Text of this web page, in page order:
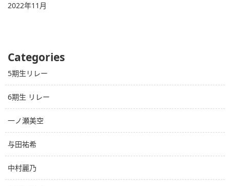
2022年11月
Categories
5期生リレー
6期生 リレー
一ノ瀬美空
与田祐希
中村麗乃